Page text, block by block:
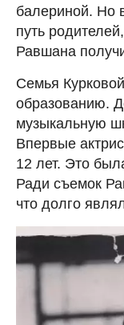
балериной. Но
путь
Равшана
Семья
образованию.
музыкальную
Впервые
12 лет. Это
Ради съемок
что долго